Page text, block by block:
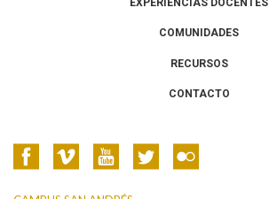
EXPERIENCIAS DOCENTES
COMUNIDADES
RECURSOS
CONTACTO